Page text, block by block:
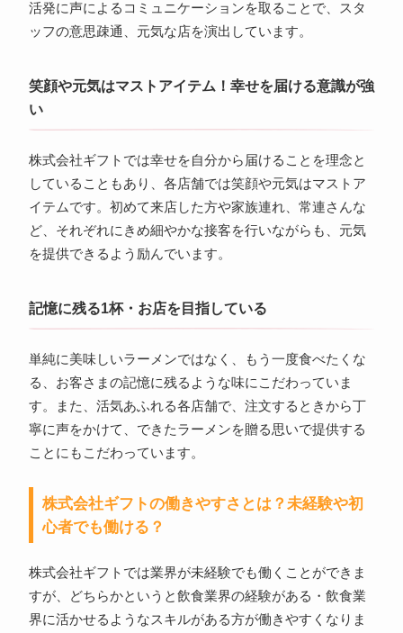
活発に声によるコミュニケーションを取ることで、スタ
ッフの意思疎通、元気な店を演出しています。
笑顔や元気はマストアイテム！幸せを届ける意識が強
い
株式会社ギフトでは幸せを自分から届けることを理念と
していることもあり、各店舗では笑顔や元気はマストア
イテムです。初めて来店した方や家族連れ、常連さんな
ど、それぞれにきめ細やかな接客を行いながらも、元気
を提供できるよう励んでいます。
記憶に残る1杯・お店を目指している
単純に美味しいラーメンではなく、もう一度食べたくな
る、お客さまの記憶に残るような味にこだわっていま
す。また、活気あふれる各店舗で、注文するときから丁
寧に声をかけて、できたラーメンを贈る思いで提供する
ことにもこだわっています。
株式会社ギフトの働きやすさとは？未経験や初
心者でも働ける？
株式会社ギフトでは業界が未経験でも働くことができま
すが、どちらかというと飲食業界の経験がある・飲食業
界に活かせるようなスキルがある方が働きやすくなりま